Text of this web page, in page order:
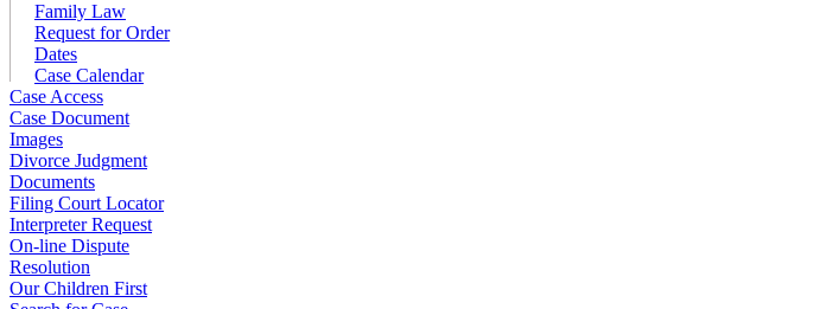
Family Law
Request for Order
Dates
Case Calendar
Case Access
Case Document
Images
Divorce Judgment
Documents
Filing Court Locator
Interpreter Request
On-line Dispute
Resolution
Our Children First